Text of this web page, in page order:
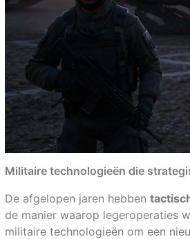
Militaire technologieën die
De afgelopen jaren hebben
de manier waarop legeroperaties
militaire technologieën om een